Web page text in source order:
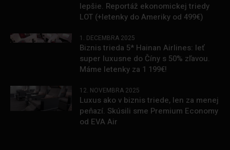
lepšie. Reportáž ekonomickej triedy
LOT (+letenky do Ameriky od 499€)
1. DECEMBRA 2025
Biznis trieda 5* Hainan Airlines: leť
super luxusne do Číny s 50% zľavou.
Máme letenky za 1 199€!
12. NOVEMBRA 2025
Luxus ako v biznis triede, len za menej
peňazí. Skúsili sme Premium Economy
od EVA Air